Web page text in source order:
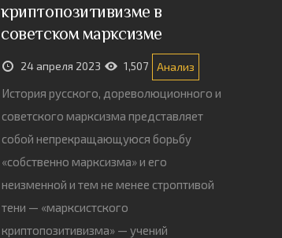
криптопозитивизме в
советском марксизме
24 апреля 2023 1,507 Анализ
История русского, дореволюционного и
советского марксизма представляет
собой непрекращающуюся борьбу
«собственно марксизма» и его
неизменной и тем не менее строптивой
тени — «марксистского
криптопозитивизма» — учений